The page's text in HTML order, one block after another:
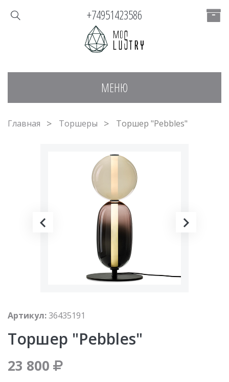
МЕНЮ
+74951423586
Главная Торшеры Торшер "Pebbles"
Артикул:36435191
Торшер "Pebbles"
23 800